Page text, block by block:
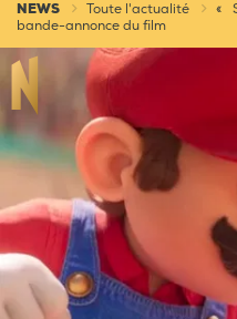
NEWS Toute l'actualité
«
bande-annonce du film